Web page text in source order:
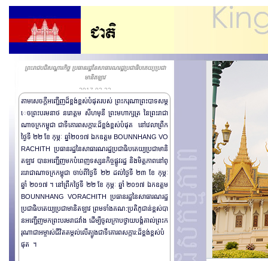
ព្រះរាជបដិសណ្ឋារកិច្ច ប្រធានរដ្ឋនៃសាធារណរដ្ឋប្រជាធិបតេយ្យប្រជា
មានិតឡាវ
2017-02-22
តាមសេចក្តីអញ្ជើញដ៏ខ្ពង់ខ្ពស់បំផុតរបស់ ព្រះករុណាព្រះបាទសម្ត
េចព្រះបរមនាថ នរោត្តម សីហមុនី ព្រះមហាក្សត្រ នៃព្រះរាជា
ណាចក្រកម្ពុជា ជាទីគោរពសក្ការ:ដ៏ខ្ពង់ខ្ពស់បំផុត នៅវេលាព្រឹក
ថ្ងៃទី​ ២២ ខែ កុម្ភៈ ឆ្នាំ២០១៧ ឯក​ឧត្តម BOUNNHANG VO
RACHITH ប្រធានរដ្ឋនៃសាធារណរដ្ឋ​ប្រជាធិបតេយ្យប្រជាមានិ
តឡាវ បានអញ្ជើញមកបំពេញទស្សនកិច្ចផ្លូវរដ្ឋ និងមិត្តភាពនៅព្
រះរាជាណាចក្រកម្ពុជា ចាប់ពីថ្ងៃទី ២២ ដល់ថ្ងៃទី ២៣ ខែ កុម្ភៈ
ឆ្នាំ ២០១៧ ។ ​នៅព្រឹកថ្ងៃទី ២២ ខែ កុម្ភៈ ឆ្នាំ ២០១៧ ឯក​ឧត្តម
BOUNNHANG VORACHITH ប្រធានរដ្ឋនៃសាធារណរដ្ឋ
ប្រជាធិបតេយ្យប្រជាមានិតឡាវ ព្រមទាំងគណ:ប្រតិភូជាន់ខ្ពស់បា
នអញ្ជើញមកព្រះបរមរាជវាំង ដើម្បីចូលក្រាបថ្វាយបង្គំគាល់ព្រះក
រុណាជាអម្ចាស់ជីវិតតម្កល់លើត្បូងជាទីគោរពសក្ការ:ដ៏ខ្ពង់ខ្ពស់បំ
ផុត ។
ឯកឧត្តម ឡុង
កិច្ចប្រជុំឧត្តម